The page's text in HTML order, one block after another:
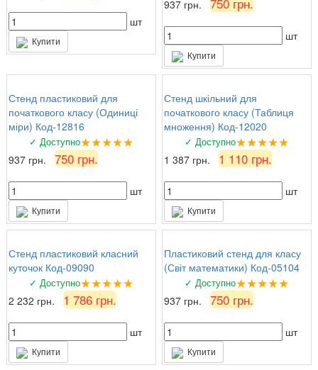
шт
Купити
937 грн.
шт
Купити
Стенд пластиковий для
початкового класу (Одиниці
міри) Код-12816
✓ Доступно★★★★★
937 грн. 750 грн.
шт
Купити
Стенд шкільний для
початкового класу (Таблиця
множення) Код-12020
✓ Доступно★★★★★
1 387 грн. 1 110 грн.
шт
Купити
Стенд пластиковий класний
куточок Код-09090
✓ Доступно★★★★★
2 232 грн. 1 786 грн.
шт
Купити
Пластиковий стенд для класу
(Світ математики) Код-05104
✓ Доступно★★★★★
937 грн. 750 грн.
шт
Купити